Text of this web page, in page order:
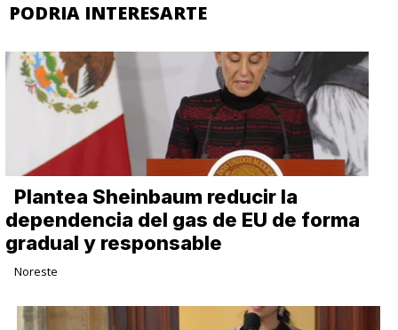
PODRIA INTERESARTE
Plantea Sheinbaum reducir la
dependencia del gas de EU de forma
gradual y responsable
Noreste